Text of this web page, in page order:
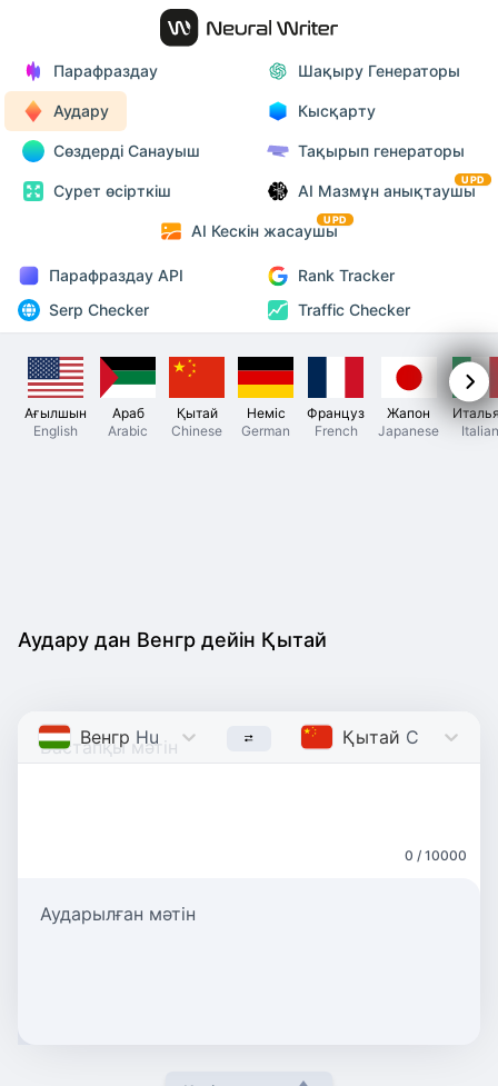
Парафраздау Шақыру Генераторы
Аудару Кысқарту
Сөздерді Санауыш Тақырып генераторы
Сурет өсірткіш AI Мазмұн анықтаушы
UPD
AI Кескін жасаушы
UPD
Парафраздау API
Rank Tracker
Serp Checker
Traffic Checker
Ағылшын
English
Араб
Arabic
Қытай
Chinese
Неміс
German
Француз
French
Жапон
Japanese
Italian
Аудару дан Венгр дейін Қытай
Венгр Hungarian Қытай Chinese
0 / 10000
Аударылған мәтін